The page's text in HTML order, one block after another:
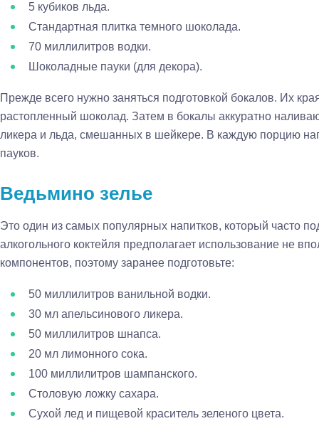
5 кубиков льда.
Стандартная плитка темного шоколада.
70 миллилитров водки.
Шоколадные пауки (для декора).
Прежде всего нужно заняться подготовкой бокалов. Их
растопленный шоколад. Затем в бокалы аккуратно
ликера и льда, смешанных в шейкере. В каждую порцию
пауков.
Ведьмино зелье
Это один из самых популярных напитков, который часто
алкогольного коктейля предполагает использование не
компонентов, поэтому заранее подготовьте:
50 миллилитров ванильной водки.
30 мл апельсинового ликера.
50 миллилитров шнапса.
20 мл лимонного сока.
100 миллилитров шампанского.
Столовую ложку сахара.
Сухой лед и пищевой краситель зеленого цвета.